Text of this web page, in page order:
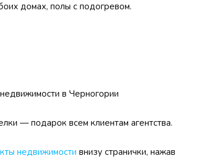
домах, полы с подогревом.
в Черногории
— подарок всем клиентам агентства.
недвижимости внизу странички, нажав